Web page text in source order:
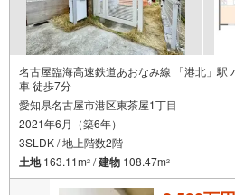
名古屋臨海高速鉄道あおなみ線 「港北」駅
車 徒歩7分
愛知県名古屋市港区東茶屋1丁目
2021年6月（築6年）
3SLDK / 地上階数2階
土地163.11m2 /建物 108.47m2